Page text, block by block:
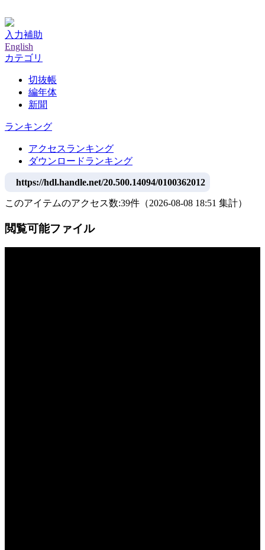
入力補助
English
カテゴリ
切抜帳
編年体
新聞
ランキング
アクセスランキング
ダウンロードランキング
https://hdl.handle.net/20.500.14094/0100362012
このアイテムのアクセス数:39件 （2026-08-08 18:51 集計）
閲覧可能ファイル